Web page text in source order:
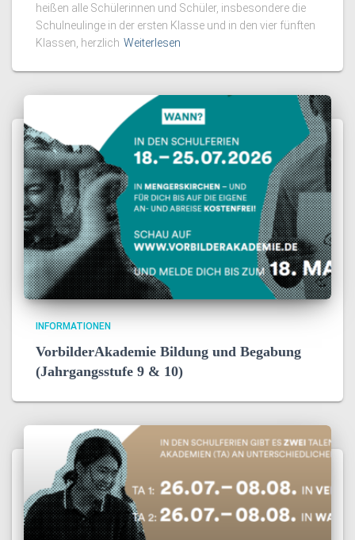
heißen alle Schülerinnen und Schüler, insbesondere die
Schulneulinge in der ersten Klasse und in den vier fünften
Klassen, herzlich Weiterlesen
INFORMATIONEN
VorbilderAkademie Bildung und Begabung
(Jahrgangsstufe 9 & 10)